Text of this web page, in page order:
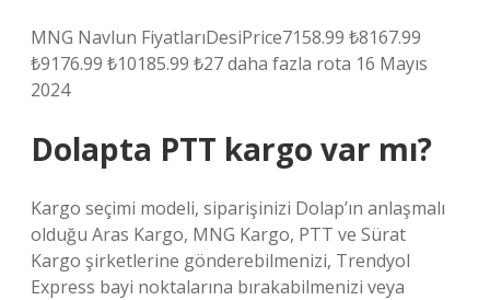
MNG Navlun FiyatlarıDesiPrice7158.99 ₺8167.99
₺9176.99 ₺10185.99 ₺27 daha fazla rota 16 Mayıs
2024
Dolapta PTT kargo var mı?
Kargo seçimi modeli, siparişinizi Dolap’ın anlaşmalı
olduğu Aras Kargo, MNG Kargo, PTT ve Sürat
Kargo şirketlerine gönderebilmenizi, Trendyol
Express bayi noktalarına bırakabilmenizi veya